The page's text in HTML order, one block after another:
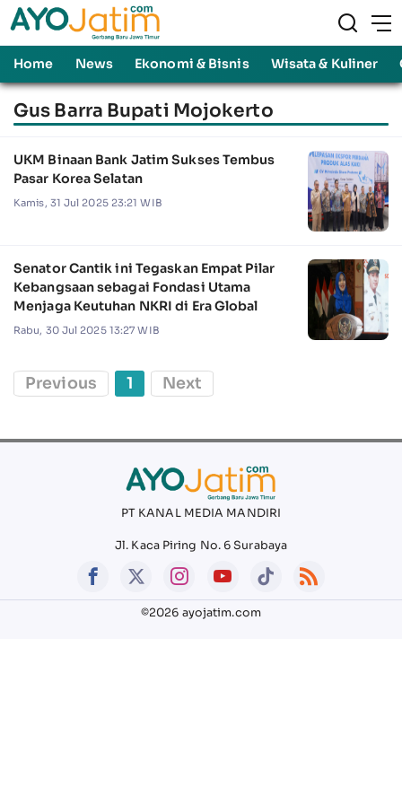
Home News Ekonomi & Bisnis Wisata & Kuliner
Gus Barra Bupati Mojokerto
UKM Binaan Bank Jatim Sukses Tembus
Pasar Korea Selatan
Kamis, 31 Jul 2025 23:21 WIB
Senator Cantik ini Tegaskan Empat Pilar
Kebangsaan sebagai Fondasi Utama
Menjaga Keutuhan NKRI di Era Global
Rabu, 30 Jul 2025 13:27 WIB
Previous 1 Next
PT KANAL MEDIA MANDIRI
Jl. Kaca Piring No. 6 Surabaya
©2026 ayojatim.com